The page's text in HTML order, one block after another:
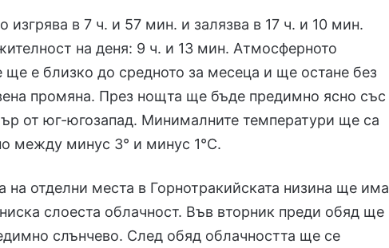
изгрява в 7 ч. и 57 мин. и залязва в 17 ч. и 10 мин.
на деня: 9 ч. и 13 мин. Атмосферното
ще е близко до средното за месеца и ще остане без
промяна. През нощта ще бъде предимно ясно със
от юг-югозапад. Минималните температури ще са
между минус 3° и минус 1°С.
на отделни места в Горнотракийската низина ще има
слоеста облачност. Във вторник преди обяд ще
слънчево. След обяд облачността ще се